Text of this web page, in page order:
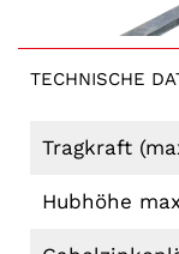
TECHNISCHE
Tragkraft
Hubhöhe